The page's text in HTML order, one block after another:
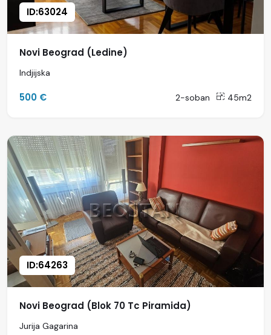
ID:63024
Novi Beograd (Ledine)
Indjijska
500 € 2-soban 45m2
ID:64263
Novi Beograd (Blok 70 Tc Piramida)
Jurija Gagarina